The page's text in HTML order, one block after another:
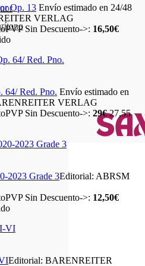
Op. 13 Envío estimado en 24/48
VERLAG
PVP Sin Descuento->: 16,50€
64/ Red. Pno. Envío estimado en
VERLAG
PVP Sin Descuento->: 29€ 27,55
2023 Grade 3Editorial: ABRSM
PVP Sin Descuento->: 12,50€
Editorial: BARENREITER